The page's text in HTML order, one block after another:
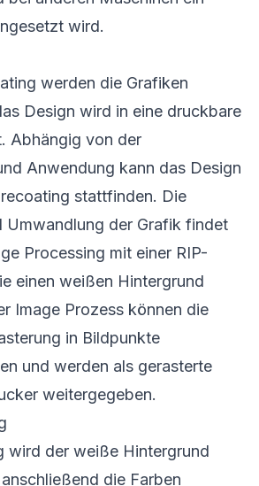
wird.
werden die Grafiken
Design wird in eine druckbare
Abhängig von der
Anwendung kann das Design
stattfinden. Die
Umwandlung der Grafik findet
Processing mit einer RIP-
einen weißen Hintergrund
Image Prozess können die
in Bildpunkte
und werden als gerasterte
weitergegeben.
wird der weiße Hintergrund
die Farben